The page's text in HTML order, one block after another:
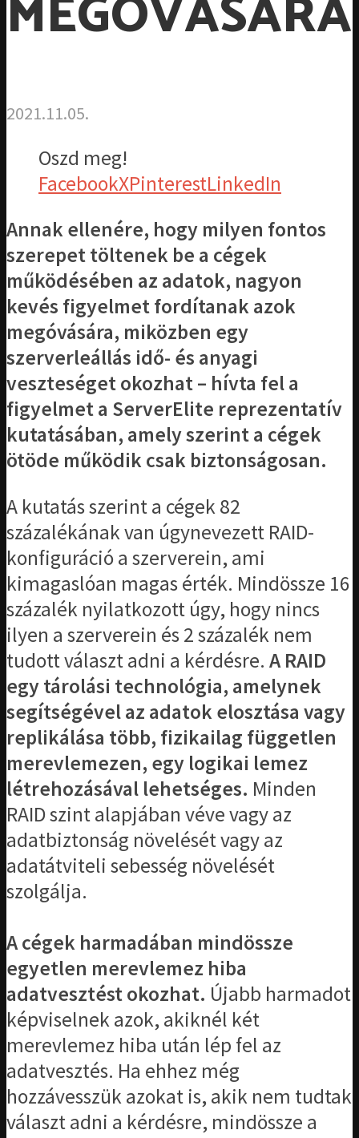
MEGÓVÁSÁRA
2021.11.05.
Oszd meg!
FacebookXPinterestLinkedIn
Annak ellenére, hogy milyen fontos
szerepet töltenek be a cégek
működésében az adatok, nagyon
kevés figyelmet fordítanak azok
megóvására, miközben egy
szerverleállás idő- és anyagi
veszteséget okozhat – hívta fel a
figyelmet a ServerElite reprezentatív
kutatásában, amely szerint a cégek
ötöde működik csak biztonságosan.
A kutatás szerint a cégek 82
százalékának van úgynevezett RAID-
konfiguráció a szerverein, ami
kimagaslóan magas érték. Mindössze 16
százalék nyilatkozott úgy, hogy nincs
ilyen a szerverein és 2 százalék nem
tudott választ adni a kérdésre. A RAID
egy tárolási technológia, amelynek
segítségével az adatok elosztása vagy
replikálása több, fizikailag független
merevlemezen, egy logikai lemez
létrehozásával lehetséges. Minden
RAID szint alapjában véve vagy az
adatbiztonság növelését vagy az
adatátviteli sebesség növelését
szolgálja.
A cégek harmadában mindössze
egyetlen merevlemez hiba
adatvesztést okozhat. Újabb harmadot
képviselnek azok, akiknél két
merevlemez hiba után lép fel az
adatvesztés. Ha ehhez még
hozzávesszük azokat is, akik nem tudtak
választ adni a kérdésre, mindössze a